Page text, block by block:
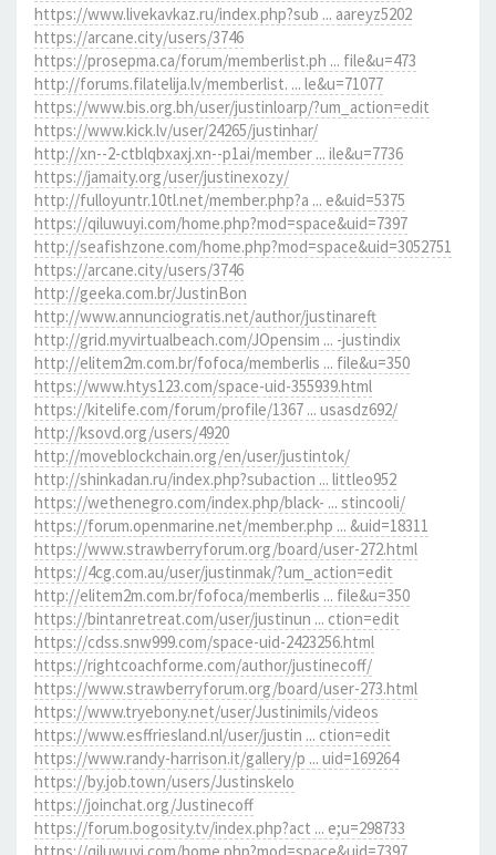
https://www.livekavkaz.ru/index.php?sub ... aareyz5202
https://arcane.city/users/3746
https://prosepma.ca/forum/memberlist.ph ... file&u=473
http://forums.filatelija.lv/memberlist. ... le&u=71077
https://www.bis.org.bh/user/justinloarp/?um_action=edit
https://www.kick.lv/user/24265/justinhar/
http://xn--2-ctblqbxaxj.xn--p1ai/member ... ile&u=7736
https://jamaity.org/user/justinexozy/
http://fulloyuntr.10tl.net/member.php?a ... e&uid=5375
https://qiluwuyi.com/home.php?mod=space&uid=7397
http://seafishzone.com/home.php?mod=space&uid=3052751
https://arcane.city/users/3746
http://geeka.com.br/JustinBon
http://www.annunciogratis.net/author/justinareft
http://grid.myvirtualbeach.com/JOpensim ... -justindix
http://elitem2m.com.br/fofoca/memberlis ... file&u=350
https://www.htys123.com/space-uid-355939.html
https://kitelife.com/forum/profile/1367 ... usasdz692/
http://ksovd.org/users/4920
http://moveblockchain.org/en/user/justintok/
http://shinkadan.ru/index.php?subaction ... littleo952
https://wethenegro.com/index.php/black- ... stincooli/
https://forum.openmarine.net/member.php ... &uid=18311
https://www.strawberryforum.org/board/user-272.html
https://4cg.com.au/user/justinmak/?um_action=edit
http://elitem2m.com.br/fofoca/memberlis ... file&u=350
https://bintanretreat.com/user/justinun ... ction=edit
https://cdss.snw999.com/space-uid-2423256.html
https://rightcoachforme.com/author/justinecoff/
https://www.strawberryforum.org/board/user-273.html
https://www.tryebony.net/user/Justinimils/videos
https://www.esffriesland.nl/user/justin ... ction=edit
https://www.randy-harrison.it/gallery/p ... uid=169264
https://by.job.town/users/Justinskelo
https://joinchat.org/Justinecoff
https://forum.bogosity.tv/index.php?act ... e;u=298733